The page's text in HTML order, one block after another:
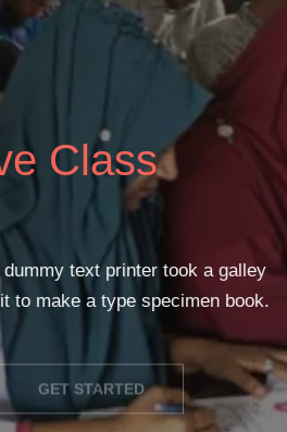
Class
text printer took a galley
to make a type specimen book.
GET STARTED